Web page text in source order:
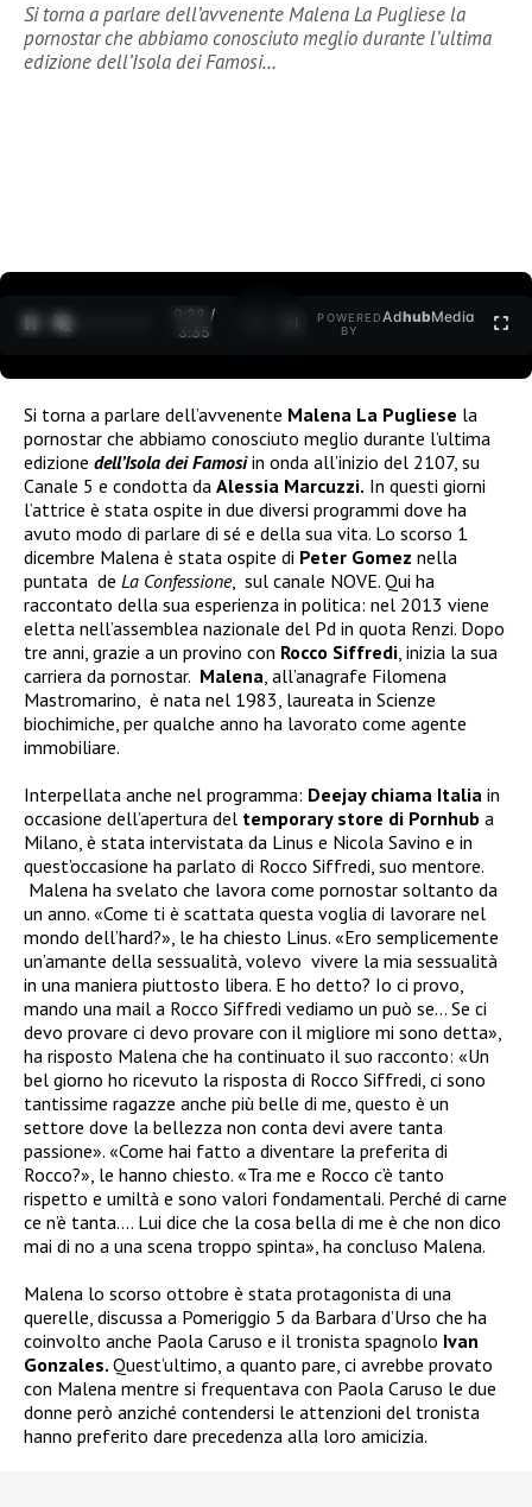
Si torna a parlare dell’avvenente Malena La Pugliese la
pornostar che abbiamo conosciuto meglio durante l’ultima
edizione dell’Isola dei Famosi…
0:30 /
3:35
POWERED
BY
AdhubMedia
Si torna a parlare dell’avvenente Malena La Pugliese la
pornostar che abbiamo conosciuto meglio durante l’ultima
edizione dell’Isola dei Famosiin onda all’inizio del 2107, su
Canale 5 e condotta da Alessia Marcuzzi. In questi giorni
l’attrice è stata ospite in due diversi programmi dove ha
avuto modo di parlare di sé e della sua vita. Lo scorso 1
dicembre Malena è stata ospite di Peter Gomez nella
puntata de La Confessione, sul canale NOVE. Qui ha
raccontato della sua esperienza in politica: nel 2013 viene
eletta nell’assemblea nazionale del Pd in quota Renzi. Dopo
tre anni, grazie a un provino con Rocco Siffredi , inizia la sua
carriera da pornostar. Malena , all’anagrafe Filomena
Mastromarino, è nata nel 1983, laureata in Scienze
biochimiche, per qualche anno ha lavorato come agente
immobiliare.
Interpellata anche nel programma: Deejay chiama Italia in
occasione dell’apertura del temporary store di Pornhub a
Milano, è stata intervistata da Linus e Nicola Savino e in
quest’occasione ha parlato di Rocco Siffredi, suo mentore.
Malena ha svelato che lavora come pornostar soltanto da
un anno. «Come ti è scattata questa voglia di lavorare nel
mondo dell’hard?», le ha chiesto Linus. «Ero semplicemente
un’amante della sessualità, volevo vivere la mia sessualità
in una maniera piuttosto libera. E ho detto? Io ci provo,
mando una mail a Rocco Siffredi vediamo un può se… Se ci
devo provare ci devo provare con il migliore mi sono detta»,
ha risposto Malena che ha continuato il suo racconto: «Un
bel giorno ho ricevuto la risposta di Rocco Siffredi, ci sono
tantissime ragazze anche più belle di me, questo è un
settore dove la bellezza non conta devi avere tanta
passione». «Come hai fatto a diventare la preferita di
Rocco?», le hanno chiesto. «Tra me e Rocco c’è tanto
rispetto e umiltà e sono valori fondamentali. Perché di carne
ce n’è tanta…. Lui dice che la cosa bella di me è che non dico
mai di no a una scena troppo spinta», ha concluso Malena.
Malena lo scorso ottobre è stata protagonista di una
querelle, discussa a Pomeriggio 5 da Barbara d’Urso che ha
coinvolto anche Paola Caruso e il tronista spagnolo Ivan
Gonzales. Quest’ultimo, a quanto pare, ci avrebbe provato
con Malena mentre si frequentava con Paola Caruso le due
donne però anziché contendersi le attenzioni del tronista
hanno preferito dare precedenza alla loro amicizia.